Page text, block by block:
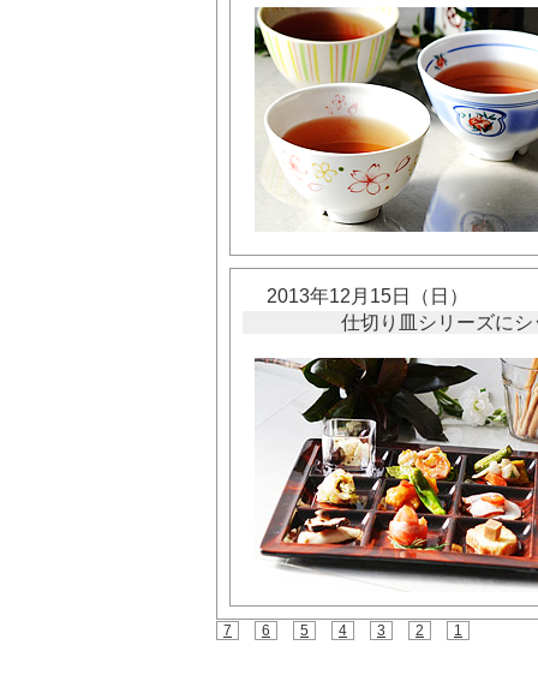
2013年12月15日（日）
仕切り皿シリーズに
7 6 5 4 3 2 1